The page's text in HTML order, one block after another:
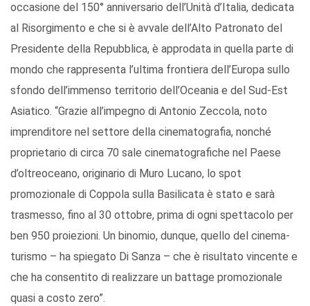
occasione del 150° anniversario dell’Unità d’Italia, dedicata
al Risorgimento e che si è avvale dell’Alto Patronato del
Presidente della Repubblica, è approdata in quella parte di
mondo che rappresenta l’ultima frontiera dell’Europa sullo
sfondo dell’immenso territorio dell’Oceania e del Sud-Est
Asiatico. “Grazie all’impegno di Antonio Zeccola, noto
imprenditore nel settore della cinematografia, nonché
proprietario di circa 70 sale cinematografiche nel Paese
d’oltreoceano, originario di Muro Lucano, lo spot
promozionale di Coppola sulla Basilicata è stato e sarà
trasmesso, fino al 30 ottobre, prima di ogni spettacolo per
ben 950 proiezioni. Un binomio, dunque, quello del cinema-
turismo – ha spiegato Di Sanza – che è risultato vincente e
che ha consentito di realizzare un battage promozionale
quasi a costo zero”.